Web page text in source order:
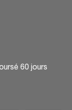
60 jours